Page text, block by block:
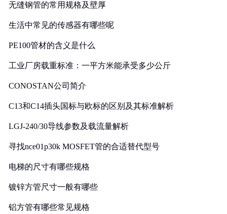
无缝钢管的常用规格及壁厚
生活中常见的传感器有哪些呢
PE100管材的含义是什么
工业厂房载重标准：一平方米能承受多少公斤
CONOSTAN公司简介
C13和C14插头国标与欧标的区别及其标准解析
LGJ-240/30导线参数及载流量解析
寻找nce01p30k MOSFET管的合适替代型号
电梯的尺寸有哪些规格
镀锌方管尺寸一般有哪些
铝方管有哪些常见规格